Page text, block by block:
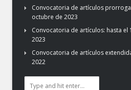
Convocatoria de artículos
octubre de 2023
Convocatoria de artículos: hasta
2023
Convocatoria de artículos
2022